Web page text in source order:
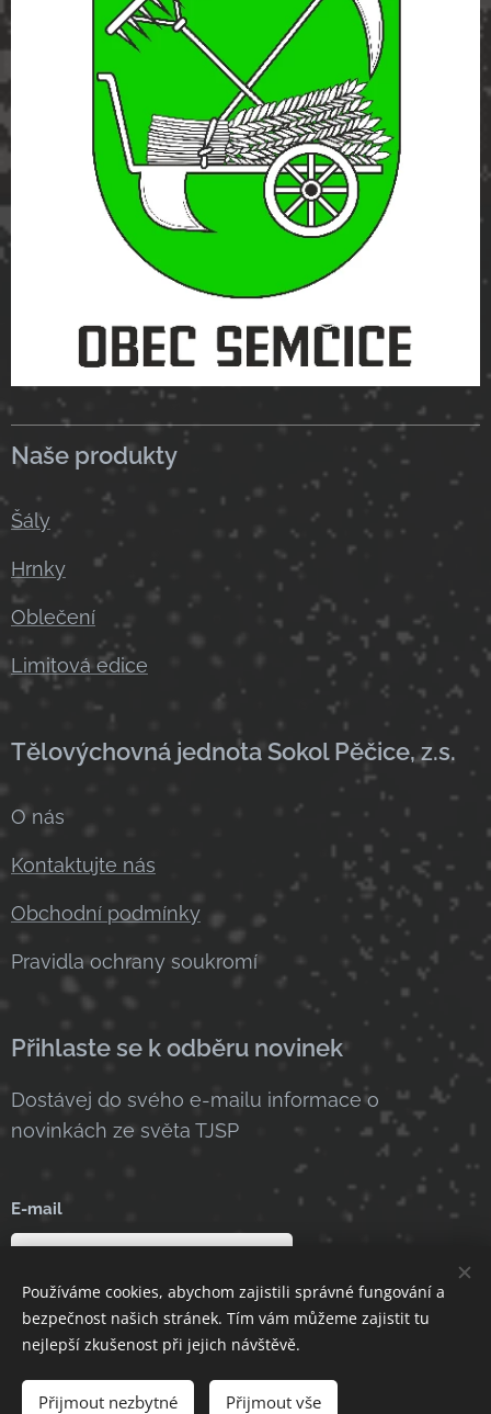
Naše produkty
Šály
Hrnky
Oblečení
Limitová edice
Tělovýchovná jednota Sokol Pěčice, z.s.
O nás
Kontaktujte nás
Obchodní podmínky
Pravidla ochrany soukromí
Přihlaste se k odběru novinek
Dostávej do svého e-mailu informace o
novinkách ze světa TJSP
E-mail
Odeslat
Používáme cookies, abychom zajistili správné fungování a
bezpečnost našich stránek. Tím vám můžeme zajistit tu
nejlepší zkušenost při jejich návštěvě.
Přijmout nezbytné Přijmout vše